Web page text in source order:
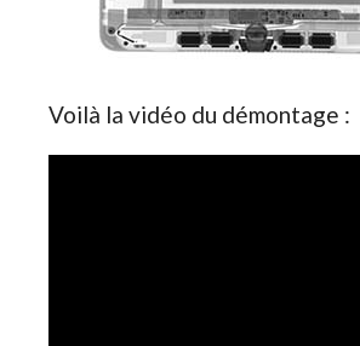
Voilà la vidéo du démontage :